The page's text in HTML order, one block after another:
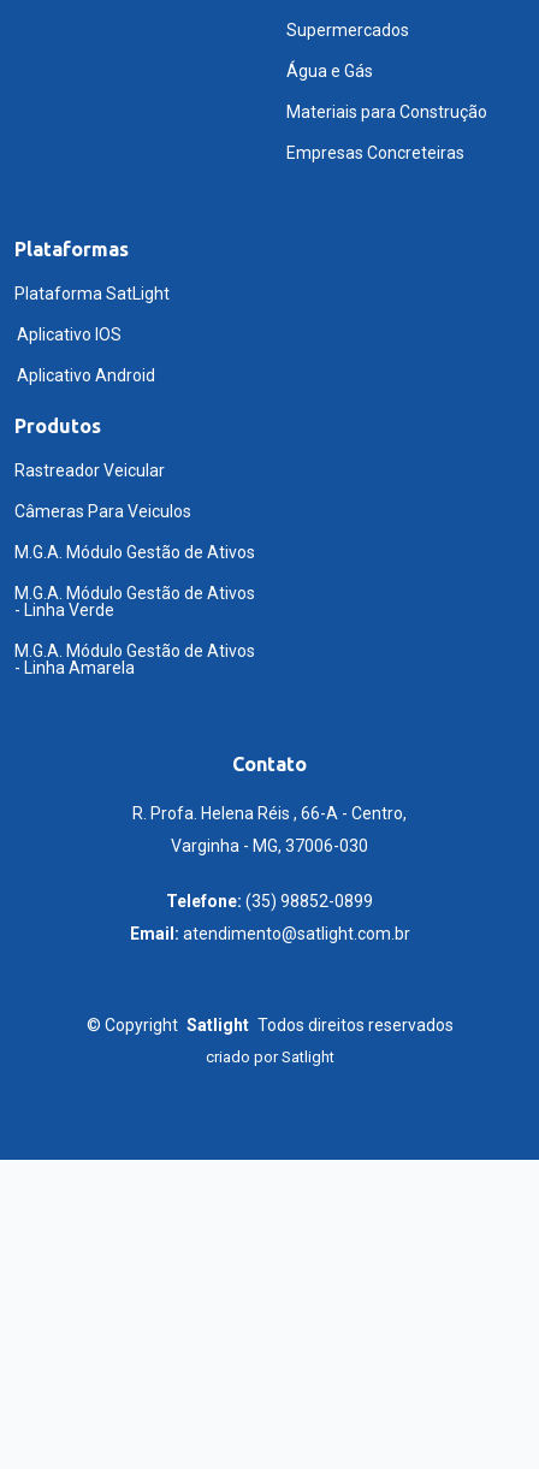
Supermercados
Água e Gás
Materiais para Construção
Empresas Concreteiras
Plataformas
Plataforma SatLight
Aplicativo IOS
Aplicativo Android
Produtos
Rastreador Veicular
Câmeras Para Veiculos
M.G.A. Módulo Gestão de Ativos
M.G.A. Módulo Gestão de Ativos
- Linha Verde
M.G.A. Módulo Gestão de Ativos
- Linha Amarela
Contato
R. Profa. Helena Réis , 66-A - Centro,
Varginha - MG, 37006-030
Telefone: (35) 98852-0899
Email: atendimento@satlight.com.br
© Copyright Satlight Todos direitos reservados
criado porSatlight